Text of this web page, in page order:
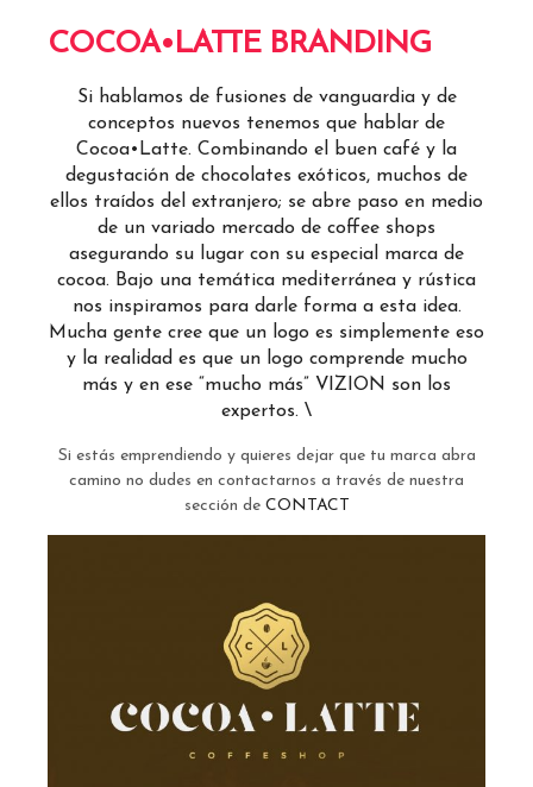
COCOA•LATTE BRANDING
Si hablamos de fusiones de vanguardia y de
conceptos nuevos tenemos que hablar de
Cocoa•Latte. Combinando el buen café y la
degustación de chocolates exóticos, muchos de
ellos traídos del extranjero; se abre paso en medio
de un variado mercado de coffee shops
asegurando su lugar con su especial marca de
cocoa. Bajo una temática mediterránea y rústica
nos inspiramos para darle forma a esta idea.
Mucha gente cree que un logo es simplemente eso
y la realidad es que un logo comprende mucho
más y en ese “mucho más” VIZION son los
expertos. \
Si estás emprendiendo y quieres dejar que tu marca abra
camino no dudes en contactarnos a través de nuestra
sección de CONTACT